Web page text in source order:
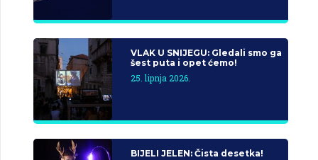
VLAK U SNIJEGU: Gledali smo ga
šest puta i opet ćemo!
25. lipnja 2026.
BIJELI JELEN: Čista desetka!